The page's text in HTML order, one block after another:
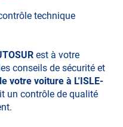
technique
est à votre
conseils de sécurité et
votre voiture à L'ISLE-
un contrôle de qualité